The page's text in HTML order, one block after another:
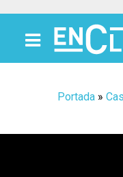
Portada »